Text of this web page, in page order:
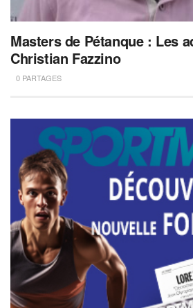
Masters de Pétanque : Les
Christian Fazzino
0 PARTAGES